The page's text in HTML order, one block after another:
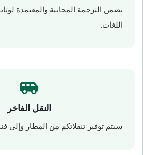
نضمن الترجمة المجانية والمعتمدة
اللغات.
النقل الفاخر
سيتم توفير تنقلاتكم من المطار وإلى